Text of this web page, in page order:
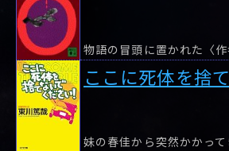
ここに死体を捨
妹の春佳から突然かかっ